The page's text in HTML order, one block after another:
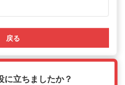
戻る
に立ちましたか？